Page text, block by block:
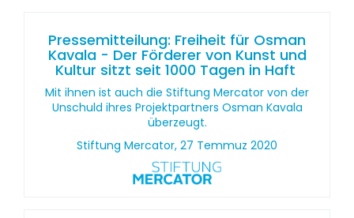
Pressemitteilung: Freiheit für Osman
Kavala - Der Förderer von Kunst und
Kultur sitzt seit 1000 Tagen in Haft
Mit ihnen ist auch die Stiftung Mercator von der
Unschuld ihres Projektpartners Osman Kavala
überzeugt.
Stiftung Mercator, 27 Temmuz 2020